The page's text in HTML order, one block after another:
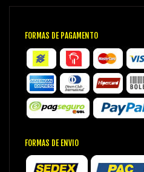
FORMAS DE PAGAMENTO
FORMAS DE ENVIO